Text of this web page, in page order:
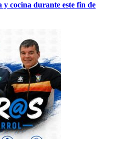
y cocina durante este fin de